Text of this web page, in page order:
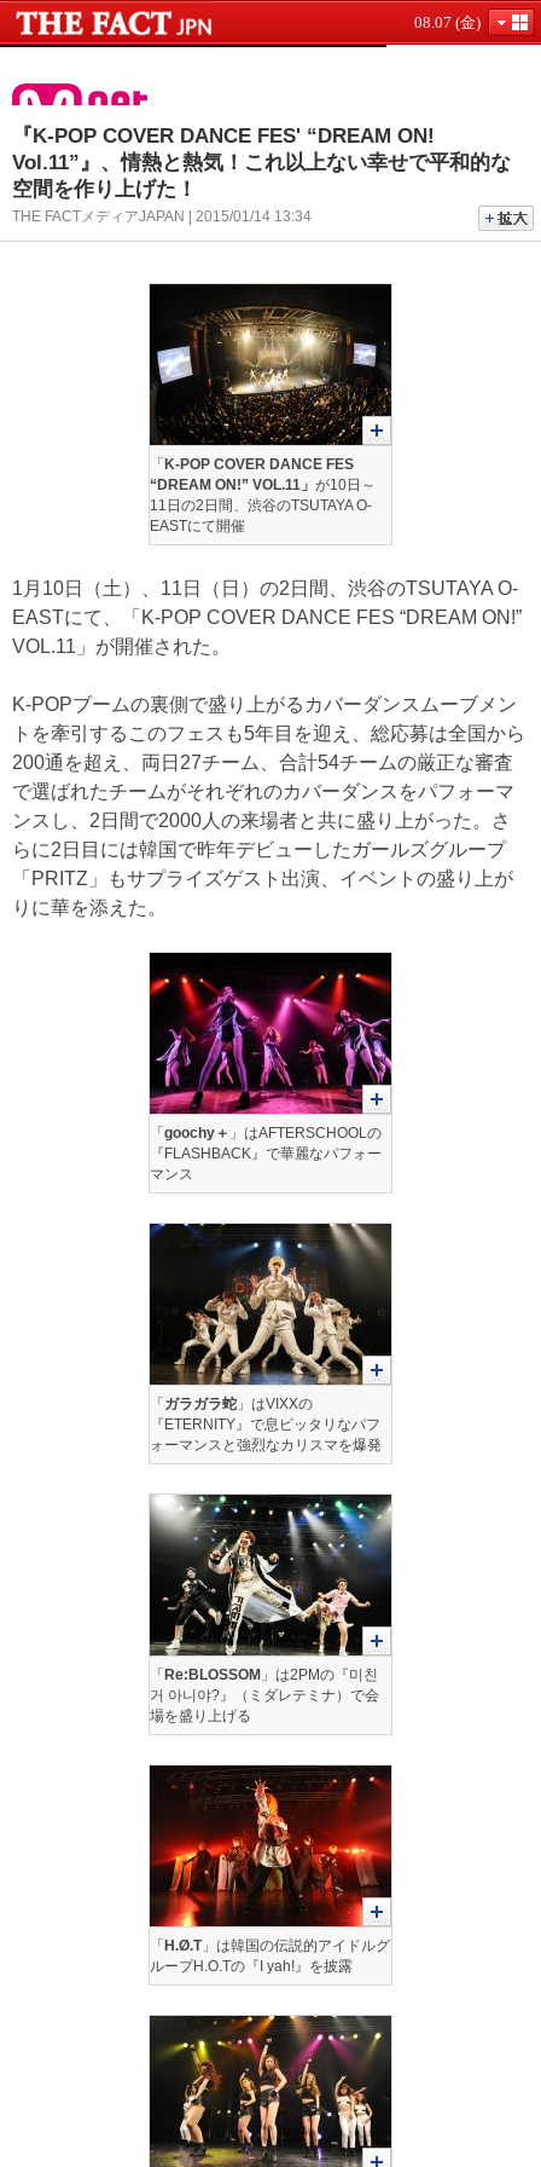
08.07 (金)
『K-POP COVER DANCE FES' “DREAM ON!
Vol.11”』、情熱と熱気！これ以上ない幸せで平和的な
空間を作り上げた！
THE FACTメディアJAPAN | 2015/01/14 13:34
「 K-POP COVER DANCE FES
“DREAM ON!” VOL.11」 が10日～
11日の2日間、渋谷のTSUTAYA O-
EASTにて開催
1月10日（土）、11日（日）の2日間、渋谷のTSUTAYA O-
EASTにて、「K-POP COVER DANCE FES “DREAM ON!”
VOL.11」が開催された。
K-POPブームの裏側で盛り上がるカバーダンスムーブメン
トを牽引するこのフェスも5年目を迎え、総応募は全国から
200通を超え、両日27チーム、合計54チームの厳正な審査
で選ばれたチームがそれぞれのカバーダンスをパフォーマ
ンスし、2日間で2000人の来場者と共に盛り上がった。さ
らに2日目には韓国で昨年デビューしたガールズグループ
「PRITZ」もサプライズゲスト出演、イベントの盛り上が
りに華を添えた。
「 goochy＋ 」はAFTERSCHOOLの
『FLASHBACK』で華麗なパフォー
マンス
「 ガラガラ蛇 」はVIXXの
『ETERNITY』で息ピッタリなパフ
ォーマンスと強烈なカリスマを爆発
「 Re:BLOSSOM 」は2PMの『미친
거 아니야?』（ミダレテミナ）で会
場を盛り上げる
「 H.Ø.T」は韓国の伝説的アイドルグ
ループH.O.Tの『I yah!』を披露